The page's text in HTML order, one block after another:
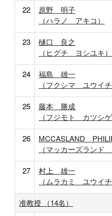
22
原野 明子
（ハラノ アキコ）
23
樋口 良之
（ヒグチ ヨシユキ）
24
福島 雄一
（フクシマ ユウイチ
25
藤本 勝成
（フジモト カツシゲ
26
MCCASLAND
（マッカーズラン
27
村上 雄一
（ムラカミ ユウイチ
准教授 （14名）